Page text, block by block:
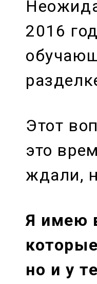
2016
Этот
это
ждали,
Я имею
но и у